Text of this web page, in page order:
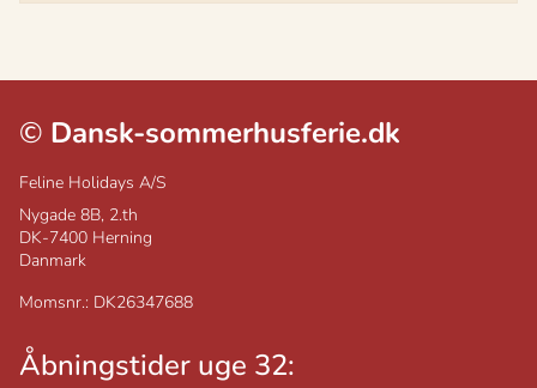
© Dansk-sommerhusferie.dk
Feline Holidays A/S
Nygade 8B, 2.th
DK-7400 Herning
Danmark
Momsnr.: DK26347688
Åbningstider uge 32: